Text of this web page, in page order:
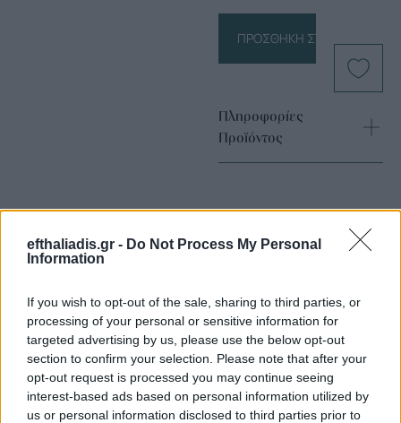
efthaliadis.gr - Do Not Process My Personal
Information
If you wish to opt-out of the sale, sharing to third parties, or
processing of your personal or sensitive information for
targeted advertising by us, please use the below opt-out
section to confirm your selection. Please note that after your
opt-out request is processed you may continue seeing
interest-based ads based on personal information utilized by
us or personal information disclosed to third parties prior to
ΠΡΟΣΘΉΚΗ ΣΤΟ ΚΑΛΆΘΙ
Πληροφορίες
Προϊόντος
Επιλογές Που Ταιριάζουν
Ανακαλύψτε τα κοσμήματα που αγαπήθηκαν περισσότερο!
Εδώ θα βρείτε τις κορυφαίες επιλογές που ξεχωρίζουν για
το μοναδικό τους στυλ και την εξαιρετική τους ποιότητα.